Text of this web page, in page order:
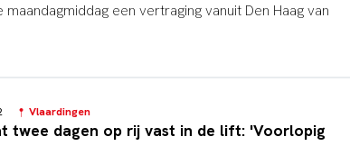
een vertraging vanuit Den Haag van
Vlaardingen
twee dagen op rij vast in de lift: 'Voorlopig